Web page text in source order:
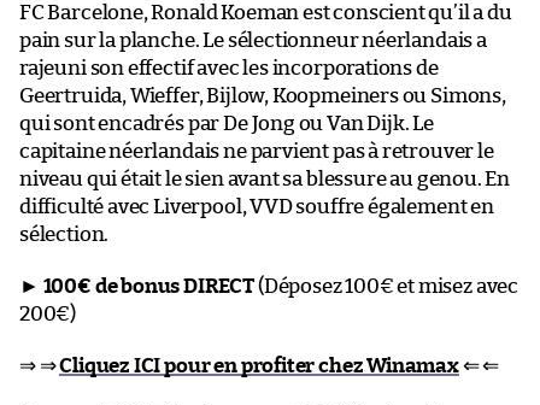
FC Barcelone, Ronald Koeman est conscient qu’il a du
pain sur la planche. Le sélectionneur néerlandais a
rajeuni son effectif avec les incorporations de
Geertruida, Wieffer, Bijlow, Koopmeiners ou Simons,
qui sont encadrés par De Jong ou Van Dijk. Le
capitaine néerlandais ne parvient pas à retrouver le
niveau qui était le sien avant sa blessure au genou. En
difficulté avec Liverpool, VVD souffre également en
sélection.
► 100€ de bonus DIRECT(Déposez 100€ et misez avec
200€)
⇒ ⇒Cliquez ICI pour en profiter chez Winamax⇐ ⇐